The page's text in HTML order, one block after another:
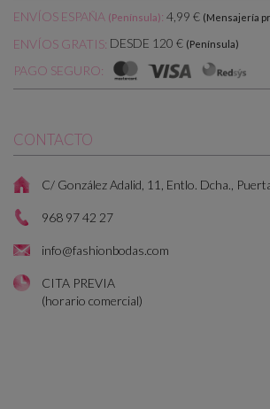
ENVÍOS ESPAÑA (Península): 4,99 € (Mensajería
ENVÍOS GRATIS: DESDE 120 € (Península)
PAGO SEGURO:
CONTACTO
C/ González Adalid, 11, Entlo. Dcha.,
968 97 42 27
info@fashionbodas.com
CITA PREVIA
(horario comercial)